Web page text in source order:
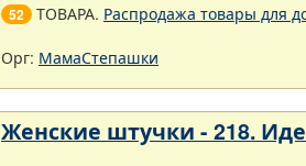
52 ТОВАРА. Распродажа товары для
Орг: МамаСтепашки
Женские штучки - 218.